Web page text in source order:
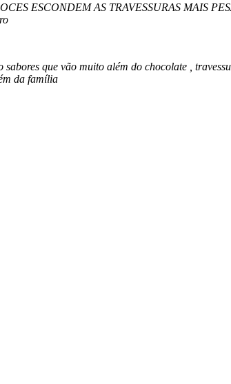
ESCONDEM AS TRAVESSURAS MAIS
que vão muito além do chocolate ,
da família